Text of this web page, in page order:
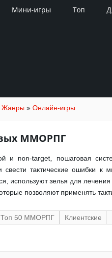
Мини-игры Топ
Жанры » Онлайн-игры
ММОРПГ
и non-target, пошаговая
свести тактические ошибки
используют зелья для
позволяют применять
Топ 50 ММОРПГ Клиентские